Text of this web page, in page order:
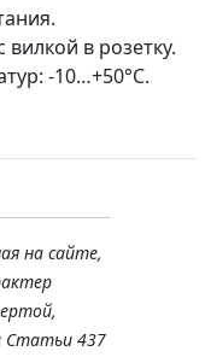
в розетку.
-10…+50°C.
на сайте,
Статьи 437